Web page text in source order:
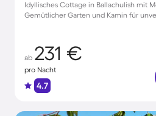
Idyllisches Cottage in Ballachulish mit
Gemütlicher Garten und Kamin für
ab 231 €
pro Nacht
4.7